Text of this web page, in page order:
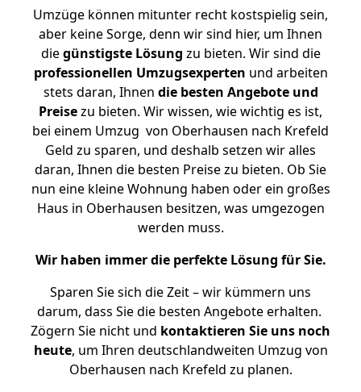
Umzüge können mitunter recht kostspielig sein,
aber keine Sorge, denn wir sind hier, um Ihnen
diegünstigste Lösung zu bieten. Wir sind die
professionellen Umzugsexperten und arbeiten
stets daran, Ihnen die besten Angebote und
Preisezu bieten. Wir wissen, wie wichtig es ist,
bei einem Umzug von Oberhausen nach Krefeld
Geld zu sparen, und deshalb setzen wir alles
daran, Ihnen die besten Preise zu bieten. Ob Sie
nun eine kleine Wohnung haben oder ein großes
Haus in Oberhausen besitzen, was umgezogen
werden muss.
Wir haben immer die perfekte Lösung für Sie.
Sparen Sie sich die Zeit – wir kümmern uns
darum, dass Sie die besten Angebote erhalten.
Zögern Sie nicht und kontaktieren Sie uns noch
heute, um Ihren deutschlandweiten Umzug von
Oberhausen nach Krefeld zu planen.